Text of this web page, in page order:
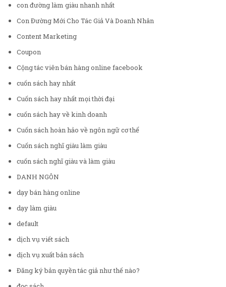
con đường làm giàu nhanh nhất
Con Đường Mới Cho Tác Giả Và Doanh Nhân
Content Marketing
Coupon
Cộng tác viên bán hàng online facebook
cuốn sách hay nhất
Cuốn sách hay nhất mọi thời đại
cuốn sách hay về kinh doanh
Cuốn sách hoàn hảo về ngôn ngữ cơ thể
Cuốn sách nghĩ giàu làm giàu
cuốn sách nghĩ giàu và làm giàu
DANH NGÔN
dạy bán hàng online
dạy làm giàu
default
dịch vụ viết sách
dịch vụ xuất bản sách
Đăng ký bản quyền tác giả như thế nào?